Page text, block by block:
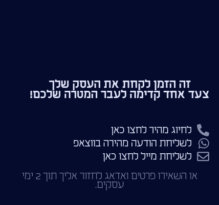
זה הזמן לקחת את העסק שלך
צעד אחד קדימה לעבר המטרה שלכם!
או השאירו פרטים ואדאג לחזור אליך תוך 2 ימי
עסקים.
לחיוג מהיר לחצו כאן
לשליחת הודעה מהירה בווצאפ
לשליחת מייל לחצו כאן